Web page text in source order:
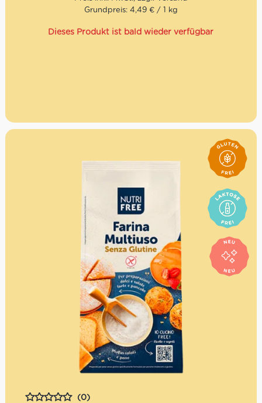
hochhydratisierte Teige, die leicht, knusprig und einfach
Grundpreis: 4,49 € / 1 kg
Dieses Produkt ist bald wieder verfügbar
(0)